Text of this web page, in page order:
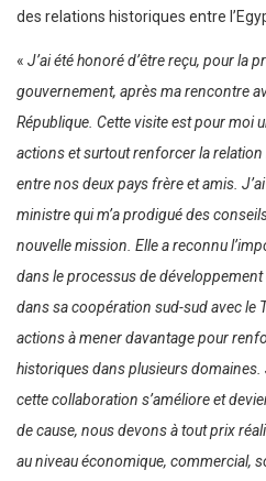
des relations historiques entre
« J’ai été honoré d’être reçu, pour la
gouvernement, après ma rencontre
République. Cette visite est pour moi
actions et surtout renforcer la
entre nos deux pays frère et amis.
ministre qui m’a prodigué des
nouvelle mission. Elle a reconnu
dans le processus de
dans sa coopération sud-sud avec le
actions à mener davantage pour
historiques dans plusieurs domaines.
cette collaboration s’améliore et
de cause, nous devons à tout prix
au niveau économique, commercial,